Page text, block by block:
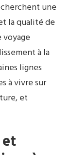
une
la qualité de
à la
lignes
à vivre sur
et